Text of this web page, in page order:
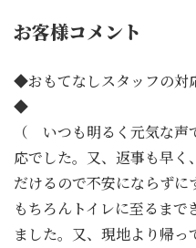
お客様コメント
◆おもてなしスタッフの対
◆
（ いつも明るく元気な声
応でした。又、返事も早
だけるので不安にならず
もちろんトイレに至るま
ました。又、現地より帰